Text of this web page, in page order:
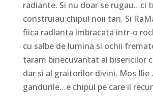
radiante. Si nu doar se rugau…ci
construiau chipul noii tari. Si
fiica radianta imbracata intr-o
cu salbe de lumina si ochii
taram binecuvantat al bisericilor
dar si al graitorilor divini. Mos
gandurile…e chipul pe care il